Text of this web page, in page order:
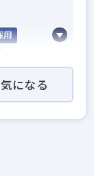
用
気になる